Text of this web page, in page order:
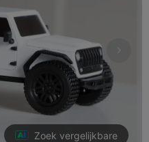
Zoek vergelijkbare